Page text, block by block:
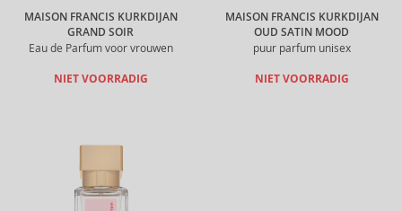
MAISON FRANCIS KURKDIJAN
GRAND SOIR
Eau de Parfum voor vrouwen
NIET VOORRADIG
MAISON FRANCIS KURKDIJAN
OUD SATIN MOOD
puur parfum unisex
NIET VOORRADIG